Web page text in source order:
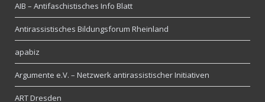
AIB – Antifaschistisches Info Blatt
Antirassistisches Bildungsforum Rheinland
apabiz
Argumente e.V. – Netzwerk antirassistischer Initiativen
ART Dresden